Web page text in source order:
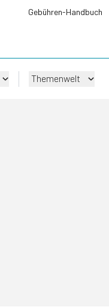
Gebühren-Handbuch
Themenwelt